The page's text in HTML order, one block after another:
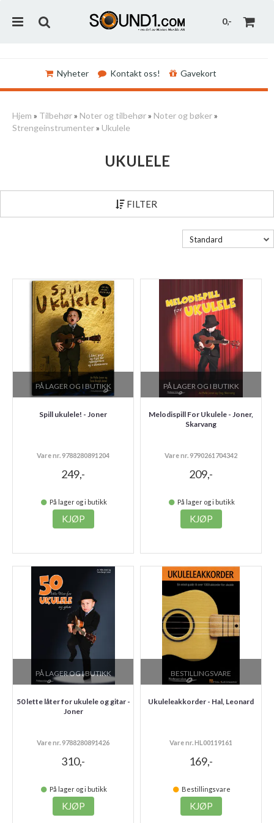
0,-
Nyheter Kontakt oss! Gavekort
Hjem » Tilbehør» Noter og tilbehør» Noter og bøker»
Strengeinstrumenter» Ukulele
UKULELE
FILTER
Standard
PÅ LAGER OG I BUTIKK
Spill ukulele! - Joner
Vare nr. 9788280891204
249,-
På lager og i butikk
KJØP
PÅ LAGER OG I BUTIKK
Melodispill For Ukulele - Joner,
Skarvang
Vare nr. 9790261704342
209,-
På lager og i butikk
KJØP
PÅ LAGER OG I BUTIKK
50 lette låter for ukulele og gitar -
Joner
Vare nr. 9788280891426
310,-
På lager og i butikk
KJØP
BESTILLINGSVARE
Ukuleleakkorder - Hal, Leonard
Vare nr. HL00119161
169,-
Bestillingsvare
KJØP